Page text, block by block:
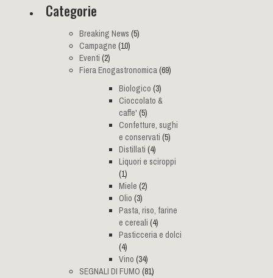
Categorie
Breaking News (5)
Campagne (10)
Eventi (2)
Fiera Enogastronomica(69)
Biologico (3)
Cioccolato &
caffe' (5)
Confetture, sughi
e conservati (5)
Distillati (4)
Liquori e sciroppi
(1)
Miele (2)
Olio (3)
Pasta, riso, farine
e cereali (4)
Pasticceria e dolci
(4)
Vino (34)
SEGNALI DI FUMO (81)